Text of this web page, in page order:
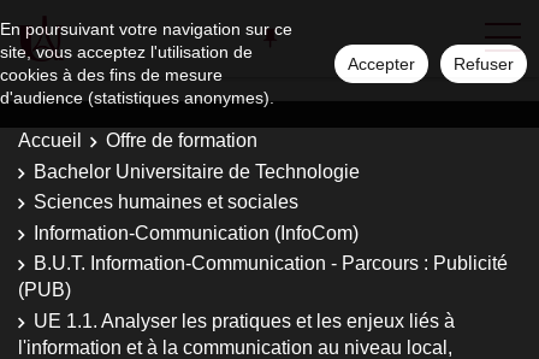
En poursuivant votre navigation sur ce
site, vous acceptez l'utilisation de
cookies à des fins de mesure
d'audience (statistiques anonymes).
Accepter Refuser
Accueil
Offre de formation
Bachelor Universitaire de Technologie
Sciences humaines et sociales
Information-Communication (InfoCom)
B.U.T. Information-Communication - Parcours : Publicité
(PUB)
UE 1.1. Analyser les pratiques et les enjeux liés à
l'information et à la communication au niveau local,